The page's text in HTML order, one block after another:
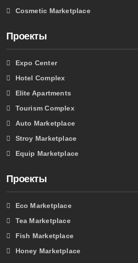
Cosmetic Marketplace
Проекты
Expo Center
Hotel Complex
Elite Apartments
Tourism Complex
Auto Marketplace
Stroy Marketplace
Equip Marketplace
Проекты
Eco Marketplace
Tea Marketplace
Fish Marketplace
Honey Marketplace